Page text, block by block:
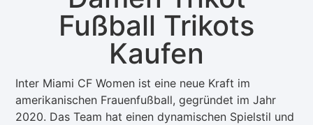
Fußball Trikots
Kaufen
Inter Miami CF Women ist eine neue Kraft im
amerikanischen Frauenfußball, gegründet im Jahr
2020. Das Team hat einen dynamischen Spielstil und